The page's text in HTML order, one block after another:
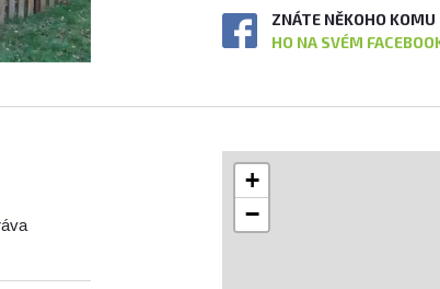
ZNÁTE NĚKOHO
HO NA SVÉM
+
−